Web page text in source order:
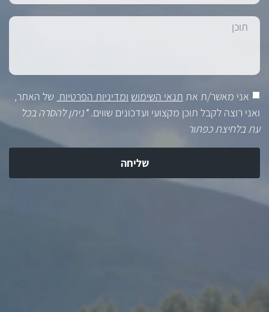
אני מאשר/ת את תנאי השימוש ומדיניות הפרטיות של האתר,
ואני רוצה לקבל תוכן מקצועי ועדכונים שווים.*ניתן להסרה בכל
עת בלחיצת כפתור
שליחה